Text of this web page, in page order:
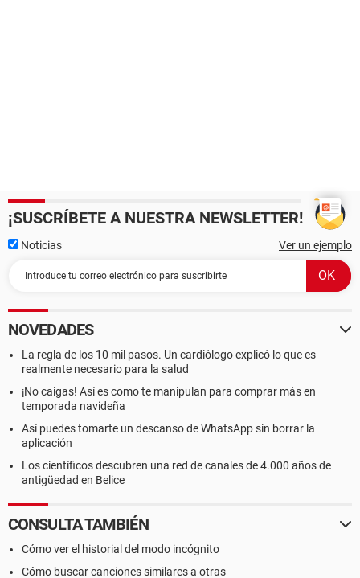
¡SUSCRÍBETE A NUESTRA NEWSLETTER!
Noticias Ver un ejemplo
NOVEDADES
La regla de los 10 mil pasos. Un cardiólogo explicó lo que es
realmente necesario para la salud
¡No caigas! Así es como te manipulan para comprar más en
temporada navideña
Así puedes tomarte un descanso de WhatsApp sin borrar la
aplicación
Los científicos descubren una red de canales de 4.000 años de
antigüedad en Belice
CONSULTA TAMBIÉN
Cómo ver el historial del modo incógnito
Cómo buscar canciones similares a otras